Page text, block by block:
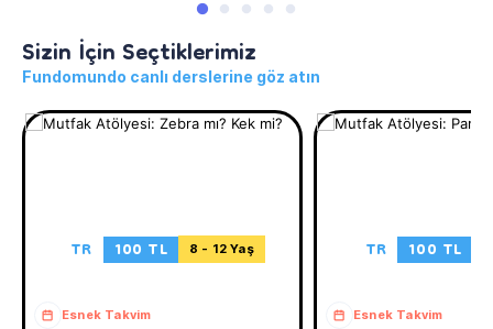
Sizin İçin Seçtiklerimiz
Fundomundo canlı derslerine göz atın
TR 100 TL 8 - 12 Yaş
Esnek Takvim
TR 100 TL
Esnek Takvim